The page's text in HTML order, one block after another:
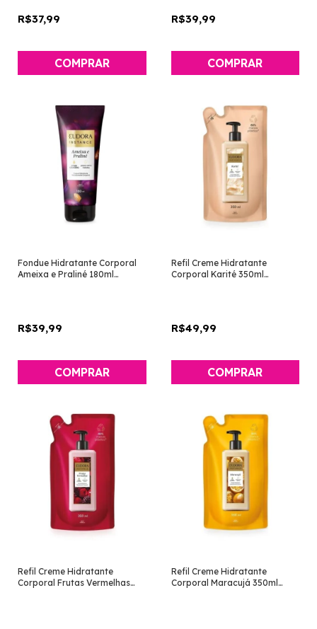
R$37,99 R$39,99
Fondue Hidratante Corporal
Ameixa e Praliné 180ml
R$39,99
Refil Creme Hidratante
Corporal Karité 350ml
R$49,99
Refil Creme Hidratante
Corporal Frutas Vermelhas
Refil Creme Hidratante
Corporal Maracujá 350ml